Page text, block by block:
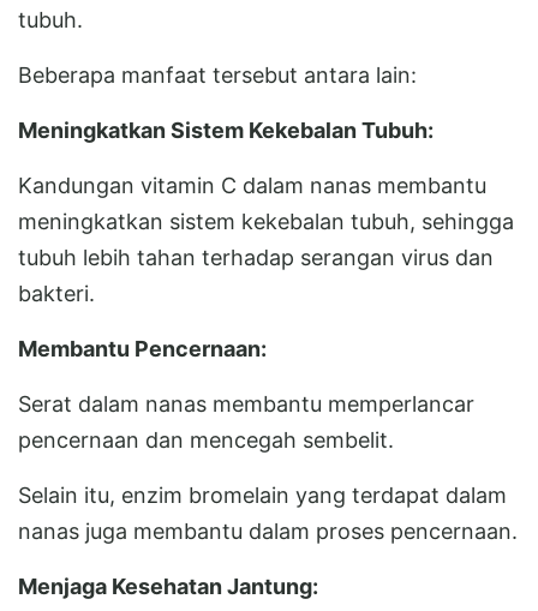
tubuh.
Beberapa manfaat tersebut antara lain:
Meningkatkan Sistem Kekebalan Tubuh:
Kandungan vitamin C dalam nanas membantu
meningkatkan sistem kekebalan tubuh, sehingga
tubuh lebih tahan terhadap serangan virus dan
bakteri.
Membantu Pencernaan:
Serat dalam nanas membantu memperlancar
pencernaan dan mencegah sembelit.
Selain itu, enzim bromelain yang terdapat dalam
nanas juga membantu dalam proses pencernaan.
Menjaga Kesehatan Jantung: